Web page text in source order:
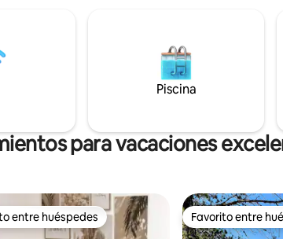
Piscina
para vacaciones
huéspedes preferido
entre huéspedes Favorito entre
Favorito entre